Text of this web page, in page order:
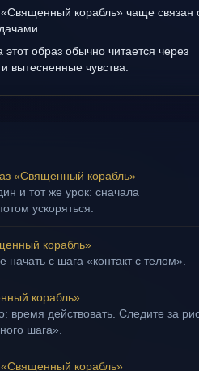
корабль» чаще связан
образ обычно читается через
вытесненные чувства.
«Священный корабль»
и тот же урок: сначала
ускоряться.
корабль»
начать с шага «контакт с телом».
корабль»
время действовать. Следите за
шага».
корабль»